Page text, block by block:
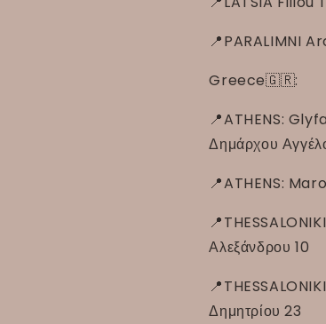
📍PARALIMNI
Greece🇬🇷:
📍ATHENS:
Δημάρχου
📍ATHENS:
Αλεξάνδρου 10
Δημητρίου 23